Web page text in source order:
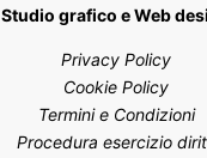
Studio grafico e Web
Privacy Policy
Cookie Policy
Termini e Condizioni
Procedura esercizio